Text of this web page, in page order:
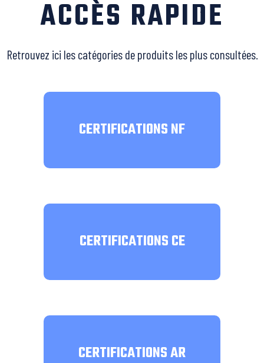
ACCÈS RAPIDE
Retrouvez ici les catégories de produits les plus consultées.
CERTIFICATIONS NF
CERTIFICATIONS CE
CERTIFICATIONS AR